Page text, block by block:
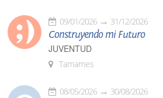
09/01/2026 31/12/2026
Construyendo mi Futuro
JUVENTUD
Tamames
08/05/2026 30/08/2026